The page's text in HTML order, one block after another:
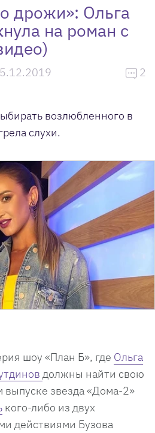
дрожи»: Ольга
на роман с
2
возлюбленного в
слухи.
шоу «План Б», где Ольга
должны найти свою
звезда «Дома-2»
кого-либо из двух
действиями Бузова